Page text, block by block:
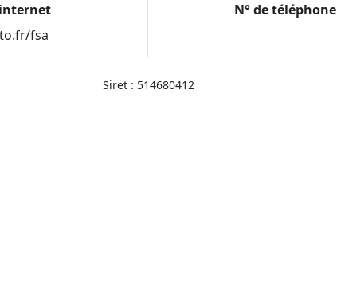
fsa
N° de téléphone
Siret : 514680412